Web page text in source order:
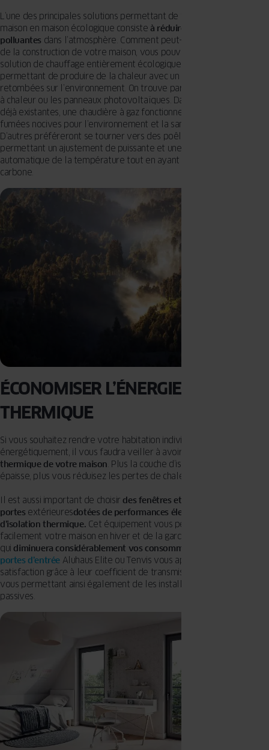
L’une des principales solutions permettant de transformer votre
maison en maison écologique consiste à réduire les émissions
polluantes dans l’atmosphère. Comment peut-on y parvenir ? Lors
de la construction de votre maison, vous pouvez opter pour une
solution de chauffage entièrement écologique, c’est à dire
permettant de produire de la chaleur avec un minimum de
retombées sur l’environnement. On trouve par exemple : la pompe
à chaleur ou les panneaux photovoltaïques. Dans les habitations
déjà existantes, une chaudière à gaz fonctionnera sans émettre de
fumées nocives pour l’environnement et la santé de l’homme.
D’autres préféreront se tourner vers des poêles à granulés
permettant un ajustement de puissante et une commande
automatique de la température tout en ayant une faible empreinte
carbone.
ÉCONOMISER L’ÉNERGIE
THERMIQUE
Si vous souhaitez rendre votre habitation individuelle plus efficace
énergétiquement, il vous faudra veiller à avoir une bonne
thermique de votre maison. Plus la couche d’isolant thermique est
épaisse, plus vous réduisez les pertes de chaleur durant l’hiver.
Il est aussi important de choisir des fenêtres et des
portes extérieuresdotées de performances élevées en matière
d’isolation thermique. Cet équipement vous permettra de chauffer
facilement votre maison en hiver et de la garder fraîche en été ce
qui diminuera considérablement vos consommations d’énergie
portes d’entrée Aluhaus Elite ou Tenvis vous apporteront
satisfaction grâce à leur coefficient de transmission thermique bas
vous permettant ainsi également de les installer dans les maisons
passives.